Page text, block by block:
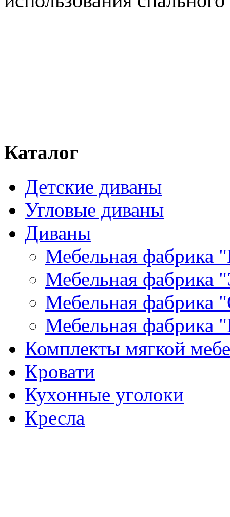
Каталог
Детские диваны
Угловые диваны
Диваны
Мебельная фабрика
Мебельная фабрика
Мебельная фабрика
Мебельная фабрика
Комплекты мягкой
Кровати
Кухонные уголоки
Кресла